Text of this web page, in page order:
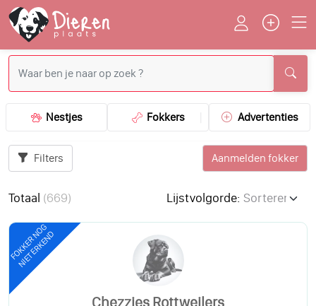
Nestjes Fokkers Advertenties
Filters Aanmelden fokker
Totaal (669) Lijstvolgorde:
FOKKER NOG
NIET ERKEND
Chezzies Rottweilers